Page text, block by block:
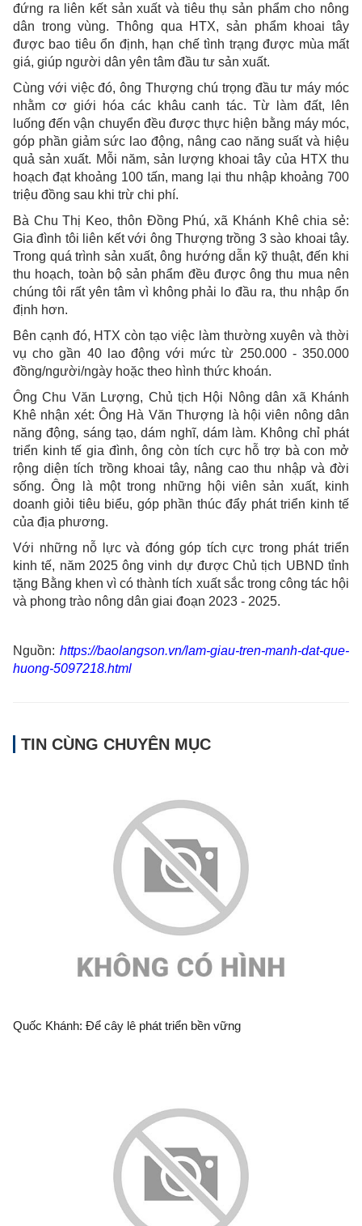
đứng ra liên kết sản xuất và tiêu thụ sản phẩm cho nông
dân trong vùng. Thông qua HTX, sản phẩm khoai tây
được bao tiêu ổn định, hạn chế tình trạng được mùa mất
giá, giúp người dân yên tâm đầu tư sản xuất.
Cùng với việc đó, ông Thượng chú trọng đầu tư máy móc
nhằm cơ giới hóa các khâu canh tác. Từ làm đất, lên
luống đến vận chuyển đều được thực hiện bằng máy móc,
góp phần giảm sức lao động, nâng cao năng suất và hiệu
quả sản xuất. Mỗi năm, sản lượng khoai tây của HTX thu
hoạch đạt khoảng 100 tấn, mang lại thu nhập khoảng 700
triệu đồng sau khi trừ chi phí.
Bà Chu Thị Keo, thôn Đồng Phú, xã Khánh Khê chia sẻ:
Gia đình tôi liên kết với ông Thượng trồng 3 sào khoai tây.
Trong quá trình sản xuất, ông hướng dẫn kỹ thuật, đến khi
thu hoạch, toàn bộ sản phẩm đều được ông thu mua nên
chúng tôi rất yên tâm vì không phải lo đầu ra, thu nhập ổn
định hơn.
Bên cạnh đó, HTX còn tạo việc làm thường xuyên và thời
vụ cho gần 40 lao động với mức từ 250.000 - 350.000
đồng/người/ngày hoặc theo hình thức khoán.
Ông Chu Văn Lượng, Chủ tịch Hội Nông dân xã Khánh
Khê nhận xét: Ông Hà Văn Thượng là hội viên nông dân
năng động, sáng tạo, dám nghĩ, dám làm. Không chỉ phát
triển kinh tế gia đình, ông còn tích cực hỗ trợ bà con mở
rộng diện tích trồng khoai tây, nâng cao thu nhập và đời
sống. Ông là một trong những hội viên sản xuất, kinh
doanh giỏi tiêu biểu, góp phần thúc đẩy phát triển kinh tế
của địa phương.
Với những nỗ lực và đóng góp tích cực trong phát triển
kinh tế, năm 2025 ông vinh dự được Chủ tịch UBND tỉnh
tặng Bằng khen vì có thành tích xuất sắc trong công tác hội
và phong trào nông dân giai đoạn 2023 - 2025.
Nguồn: https://baolangson.vn/lam-giau-tren-manh-dat-que-
huong-5097218.html
TIN CÙNG CHUYÊN MỤC
Quốc Khánh: Để cây lê phát triển bền vững